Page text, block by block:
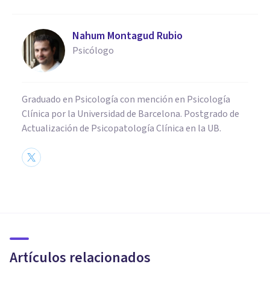
Nahum Montagud Rubio
Psicólogo
Graduado en Psicología con mención en Psicología
Clínica por la Universidad de Barcelona. Postgrado de
Actualización de Psicopatología Clínica en la UB.
Artículos relacionados
en su habitación